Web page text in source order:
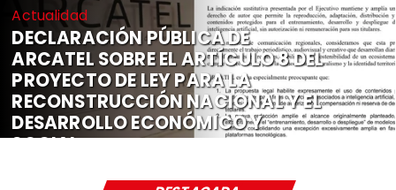
Actualidad
DECLARACIÓN PÚBLICA DE
ARCATEL SOBRE EL ARTÍCULO 8 DEL
PROYECTO DE LEY PARA LA
RECONSTRUCCIÓN NACIONAL Y EL
DESARROLLO ECONÓMICO Y
SOCIAL